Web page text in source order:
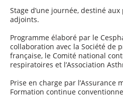
Stage d’une journée, destiné
adjoints.
Programme élaboré par le
collaboration avec la Société de
française, le Comité national
respiratoires et l’Association
Prise en charge par l’Assurance
Formation continue